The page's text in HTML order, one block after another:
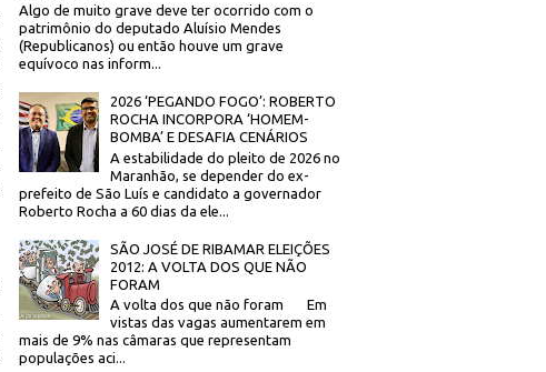
Algo de muito grave deve ter ocorrido com o
patrimônio do deputado Aluísio Mendes
(Republicanos) ou então houve um grave
equívoco nas inform...
2026 ‘PEGANDO FOGO’: ROBERTO
ROCHA INCORPORA ‘HOMEM-
BOMBA’ E DESAFIA CENÁRIOS
A estabilidade do pleito de 2026 no
Maranhão, se depender do ex-
prefeito de São Luís e candidato a governador
Roberto Rocha a 60 dias da ele...
SÃO JOSÉ DE RIBAMAR ELEIÇÕES
2012: A VOLTA DOS QUE NÃO
FORAM
A volta dos que não foram Em
vistas das vagas aumentarem em
mais de 9% nas câmaras que representam
populações aci...